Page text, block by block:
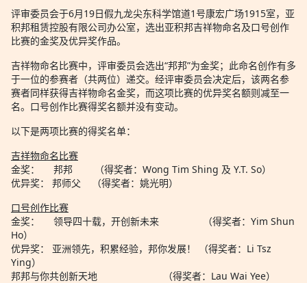
评审委员会于6月19日假九龙尖东科学馆道1号康宏广场1915室，亚
积邦租赁控股有限公司办公室，选出亚积邦吉祥物命名及口号创作
比赛的金奖及优异奖作品。
吉祥物命名比赛中，评审委员会选出“邦邦”为金奖；此命名创作有多
于一位的参赛者（共两位）递交。经评审委员会决定后，该两名参
赛者同样获得吉祥物命名金奖，而这项比赛的优异奖名额则减至一
名。口号创作比赛得奖名额并没有变动。
以下是两项比赛的得奖名单：
吉祥物命名比赛
金奖： 邦邦 （得奖者：Wong Tim Shing 及 Y.T. So）
优异奖： 邦师父 （得奖者：姚光明）
口号创作比赛
金奖： 领导四十载，开创新未来 （得奖者：Yim Shun
Ho）
优异奖： 亚洲领先，积累经验，邦你发展！ （得奖者：Li Tsz
Ying）
邦邦与你共创新天地 （得奖者：Lau Wai Yee）